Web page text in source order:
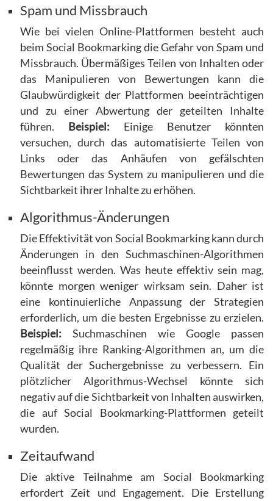
Spam und Missbrauch
Wie bei vielen Online-Plattformen besteht auch
beim Social Bookmarking die Gefahr von Spam und
Missbrauch. Übermäßiges Teilen von Inhalten oder
das Manipulieren von Bewertungen kann die
Glaubwürdigkeit der Plattformen beeinträchtigen
und zu einer Abwertung der geteilten Inhalte
führen. Beispiel: Einige Benutzer könnten
versuchen, durch das automatisierte Teilen von
Links oder das Anhäufen von gefälschten
Bewertungen das System zu manipulieren und die
Sichtbarkeit ihrer Inhalte zu erhöhen.
Algorithmus-Änderungen
Die Effektivität von Social Bookmarking kann durch
Änderungen in den Suchmaschinen-Algorithmen
beeinflusst werden. Was heute effektiv sein mag,
könnte morgen weniger wirksam sein. Daher ist
eine kontinuierliche Anpassung der Strategien
erforderlich, um die besten Ergebnisse zu erzielen.
Beispiel: Suchmaschinen wie Google passen
regelmäßig ihre Ranking-Algorithmen an, um die
Qualität der Suchergebnisse zu verbessern. Ein
plötzlicher Algorithmus-Wechsel könnte sich
negativ auf die Sichtbarkeit von Inhalten auswirken,
die auf Social Bookmarking-Plattformen geteilt
wurden.
Zeitaufwand
Die aktive Teilnahme am Social Bookmarking
erfordert Zeit und Engagement. Die Erstellung